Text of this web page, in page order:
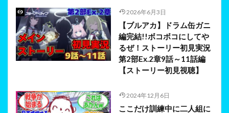
2026年6月3日
【ブルアカ】ドラム缶ガニ
編完結!!ボコボコにしてや
るぜ！ストーリー初見実況
第2部Ex.2章9話～11話編
【ストーリー初見視聴】
2024年12月6日
ここだけ訓練中に二人組に